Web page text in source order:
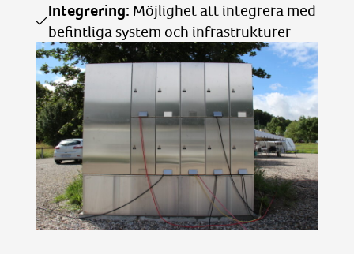
Integrering: Möjlighet att integrera med
befintliga system och infrastrukturer